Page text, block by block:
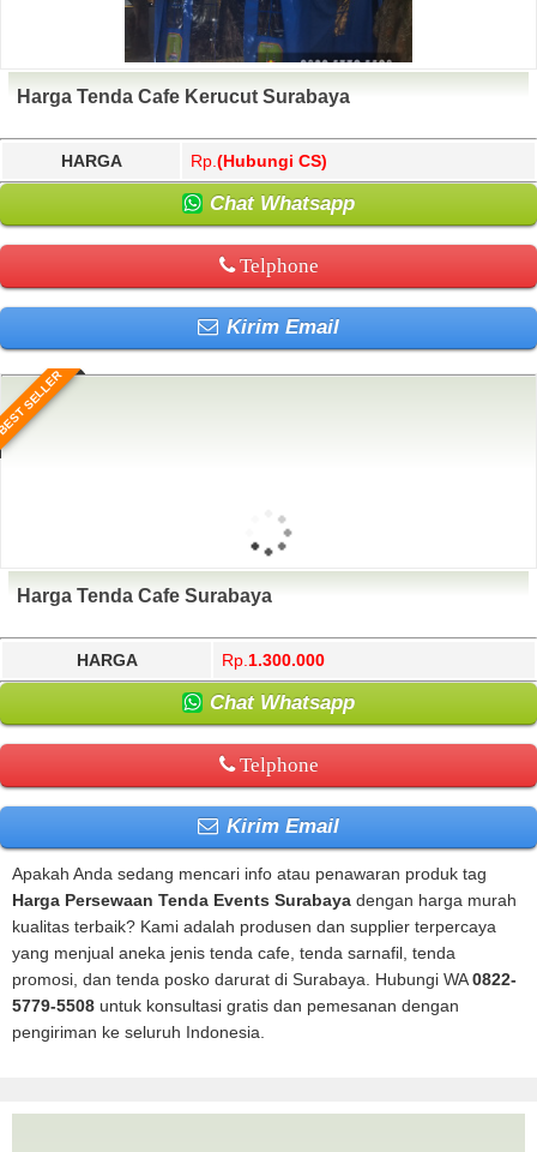
Harga Tenda Cafe Kerucut Surabaya
HARGA Rp. (Hubungi CS)
Chat Whatsapp
Telphone
Kirim Email
SELLER
Harga Tenda Cafe Surabaya
HARGA Rp. 1.300.000
Chat Whatsapp
Telphone
Kirim Email
Apakah Anda sedang mencari info atau penawaran produk tag
Harga Persewaan Tenda Events Surabaya dengan harga murah
kualitas terbaik? Kami adalah produsen dan supplier terpercaya
yang menjual aneka jenis tenda cafe, tenda sarnafil, tenda
promosi, dan tenda posko darurat di Surabaya. Hubungi WA0822-
5779-5508 untuk konsultasi gratis dan pemesanan dengan
pengiriman ke seluruh Indonesia.